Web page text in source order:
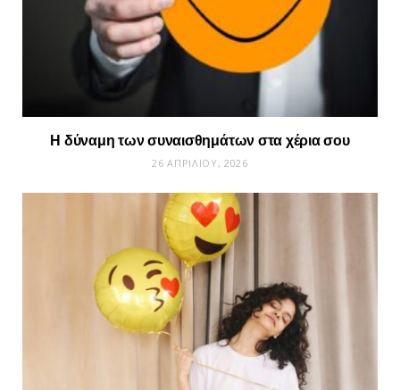
Η δύναμη των συναισθημάτων στα χέρια σου
26 ΑΠΡΙΛΊΟΥ, 2026